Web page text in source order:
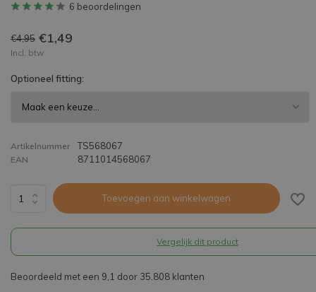
6 beoordelingen
€4,95 €1,49
Incl. btw
Optioneel fitting:
Artikelnummer TS568067
EAN 8711014568067
Toevoegen aan winkelwagen
Vergelijk dit product
Beoordeeld met een 9,1 door 35.808 klanten